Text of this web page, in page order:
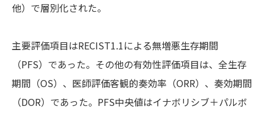
他）で層別化された。
主要評価項目はRECIST1.1による無増悪生存期間
（PFS）であった。その他の有効性評価項目は、全生存
期間（OS）、医師評価客観的奏効率（ORR）、奏効期間
（DOR）であった。PFS中央値はイナボリシブ＋パルボ